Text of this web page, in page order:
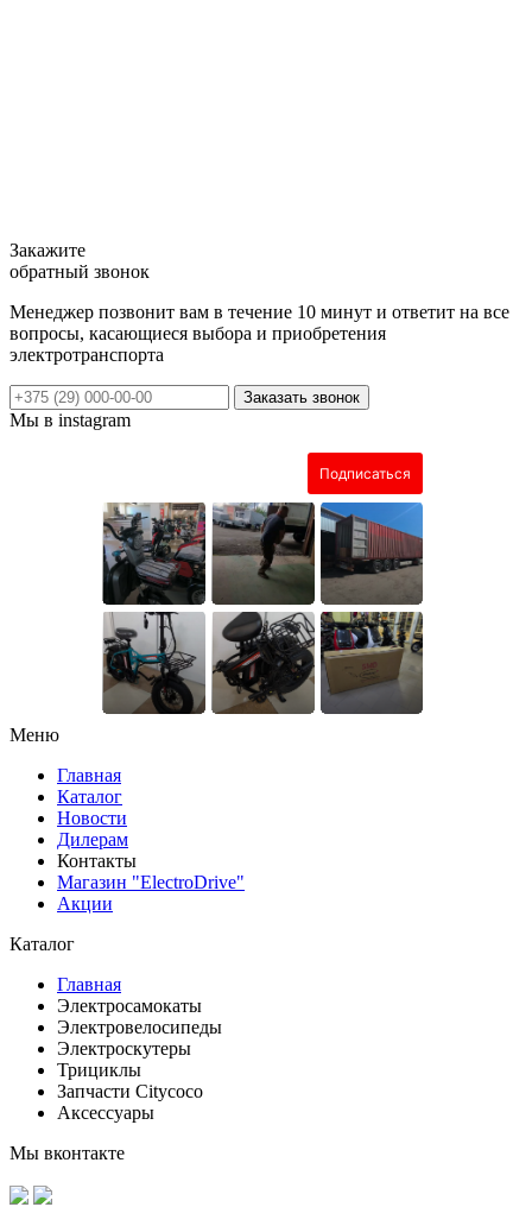
Закажите
обратный звонок
Менеджер позвонит вам в течение 10 минут и ответит на все
вопросы, касающиеся выбора и приобретения
электротранспорта
Заказать звонок
Мы в instagram
Меню
Главная
Каталог
Новости
Дилерам
Контакты
Магазин "ElectroDrive"
Акции
Каталог
Главная
Электросамокаты
Электровелосипеды
Электроскутеры
Трициклы
Запчасти Citycoco
Аксессуары
Мы вконтакте